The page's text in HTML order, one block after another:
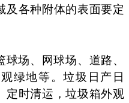
及各种附体的表面要定
场、网球场、道路、
绿地等。垃圾日产日
定时清运，垃圾箱外观